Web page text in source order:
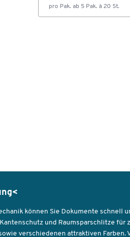
pro Pak. ab 5 Pak. à 20 St.
können Sie Dokumente schnell
und Raumsparschlitze für
verschiedenen attraktiven Farben.